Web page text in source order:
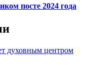
посте 2024 года